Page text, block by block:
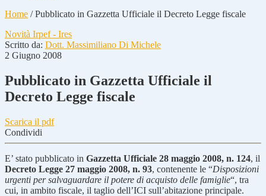
Home /Pubblicato in Gazzetta Ufficiale il Decreto Legge fiscale
Novità Irpef - Ires
Scritto da: Dott. Massimiliano Di Michele
2 Giugno 2008
Pubblicato in Gazzetta Ufficiale il
Decreto Legge fiscale
Scarica il pdf
Condividi
E’ stato pubblicato in Gazzetta Ufficiale 28 maggio 2008, n. 124, il
Decreto Legge 27 maggio 2008, n. 93, contenente le “Disposizioni
urgenti per salvaguardare il potere di acquisto delle famiglie“, tra
cui, in ambito fiscale, il taglio dell’ICI sull’abitazione principale.